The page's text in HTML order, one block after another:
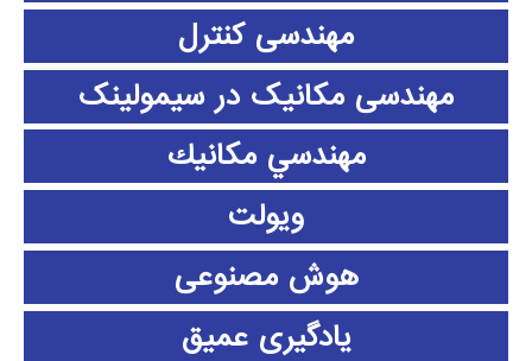
مهندسی کنترل
مهندسی مکانیک در سیمولینک
مهندسي مكانيك
ویولت
هوش مصنوعی
یادگیری عمیق